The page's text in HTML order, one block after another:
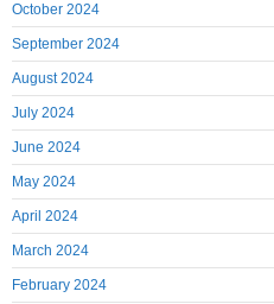
October 2024
September 2024
August 2024
July 2024
June 2024
May 2024
April 2024
March 2024
February 2024